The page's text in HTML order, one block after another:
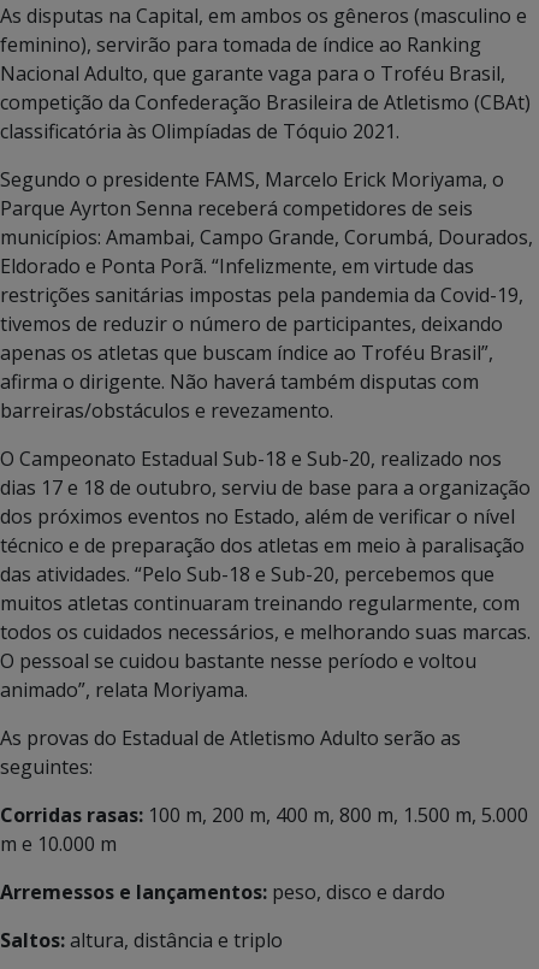
As disputas na Capital, em ambos os gêneros (masculino e
feminino), servirão para tomada de índice ao Ranking
Nacional Adulto, que garante vaga para o Troféu Brasil,
competição da Confederação Brasileira de Atletismo (CBAt)
classificatória às Olimpíadas de Tóquio 2021.
Segundo o presidente FAMS, Marcelo Erick Moriyama, o
Parque Ayrton Senna receberá competidores de seis
municípios: Amambai, Campo Grande, Corumbá, Dourados,
Eldorado e Ponta Porã. “Infelizmente, em virtude das
restrições sanitárias impostas pela pandemia da Covid-19,
tivemos de reduzir o número de participantes, deixando
apenas os atletas que buscam índice ao Troféu Brasil”,
afirma o dirigente. Não haverá também disputas com
barreiras/obstáculos e revezamento.
O Campeonato Estadual Sub-18 e Sub-20, realizado nos
dias 17 e 18 de outubro, serviu de base para a organização
dos próximos eventos no Estado, além de verificar o nível
técnico e de preparação dos atletas em meio à paralisação
das atividades. “Pelo Sub-18 e Sub-20, percebemos que
muitos atletas continuaram treinando regularmente, com
todos os cuidados necessários, e melhorando suas marcas.
O pessoal se cuidou bastante nesse período e voltou
animado”, relata Moriyama.
As provas do Estadual de Atletismo Adulto serão as
seguintes:
Corridas rasas: 100 m, 200 m, 400 m, 800 m, 1.500 m, 5.000
m e 10.000 m
Arremessos e lançamentos: peso, disco e dardo
Saltos:altura, distância e triplo